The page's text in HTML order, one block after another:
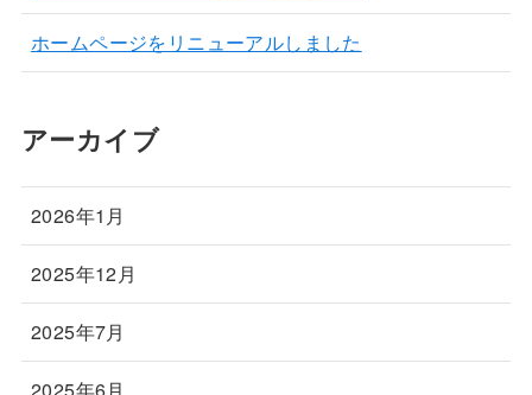
ホームページをリニューアルしました
アーカイブ
2026年1月
2025年12月
2025年7月
2025年6月